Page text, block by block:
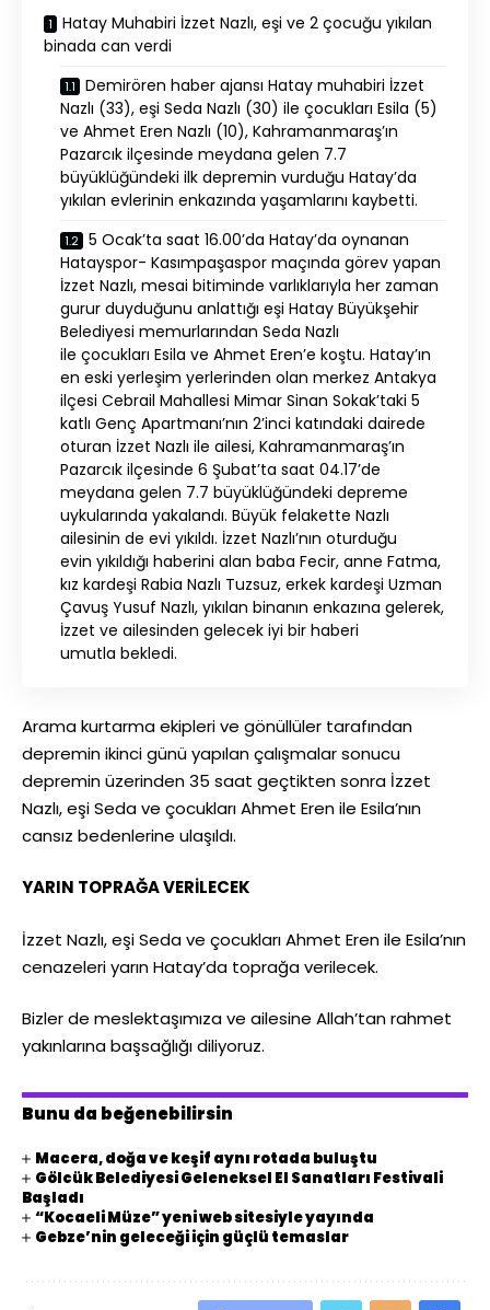
Hatay Muhabiri İzzet Nazlı, eşi ve 2 çocuğu yıkılan
binada can verdi
Demirören haber ajansı Hatay muhabiri İzzet
Nazlı (33), eşi Seda Nazlı (30) ile çocukları Esila (5)
ve Ahmet Eren Nazlı (10), Kahramanmaraş’ın
Pazarcık ilçesinde meydana gelen 7.7
büyüklüğündeki ilk depremin vurduğu Hatay’da
yıkılan evlerinin enkazında yaşamlarını kaybetti.
5 Ocak’ta saat 16.00’da Hatay’da oynanan
Hatayspor- Kasımpaşaspor maçında görev yapan
İzzet Nazlı, mesai bitiminde varlıklarıyla her zaman
gurur duyduğunu anlattığı eşi Hatay Büyükşehir
Belediyesi memurlarından Seda Nazlı
ile çocukları Esila ve Ahmet Eren’e koştu. Hatay’ın
en eski yerleşim yerlerinden olan merkez Antakya
ilçesi Cebrail Mahallesi Mimar Sinan Sokak’taki 5
katlı Genç Apartmanı’nın 2’inci katındaki dairede
oturan İzzet Nazlı ile ailesi, Kahramanmaraş’ın
Pazarcık ilçesinde 6 Şubat’ta saat 04.17’de
meydana gelen 7.7 büyüklüğündeki depreme
uykularında yakalandı. Büyük felakette Nazlı
ailesinin de evi yıkıldı. İzzet Nazlı’nın oturduğu
evin yıkıldığı haberini alan baba Fecir, anne Fatma,
kız kardeşi Rabia Nazlı Tuzsuz, erkek kardeşi Uzman
Çavuş Yusuf Nazlı, yıkılan binanın enkazına gelerek,
İzzet ve ailesinden gelecek iyi bir haberi
umutla bekledi.
Arama kurtarma ekipleri ve gönüllüler tarafından
depremin ikinci günü yapılan çalışmalar sonucu
depremin üzerinden 35 saat geçtikten sonra İzzet
Nazlı, eşi Seda ve çocukları Ahmet Eren ile Esila’nın
cansız bedenlerine ulaşıldı.
YARIN TOPRAĞA VERİLECEK
İzzet Nazlı, eşi Seda ve çocukları Ahmet Eren ile Esila’nın
cenazeleri yarın Hatay’da toprağa verilecek.
Bizler de meslektaşımıza ve ailesine Allah’tan rahmet
yakınlarına başsağlığı diliyoruz.
Bunu da beğenebilirsin
Macera, doğa ve keşif aynı rotada buluştu
Gölcük Belediyesi Geleneksel El Sanatları Festivali
Başladı
“Kocaeli Müze” yeni web sitesiyle yayında
Gebze’nin geleceği için güçlü temaslar